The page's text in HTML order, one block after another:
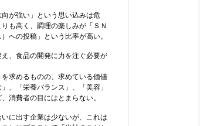
が強い」という思い込みは危
も高く、調理の楽しみが「ＳＮ
への投稿」という比率が高い。
、食品の開発に力を注ぐ必要が
求めるものの、求めている価値
、「栄養バランス」、「美容」
消費者の目にはとまらない。
に出す企業は少ないが、これは